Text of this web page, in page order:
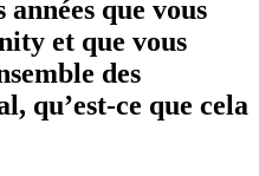
que vous
et que vous
des
qu’est-ce que cela